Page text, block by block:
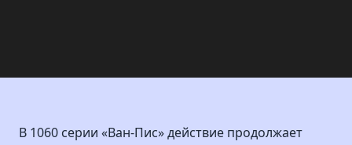
В 1060 серии «Ван-Пис» действие продолжает